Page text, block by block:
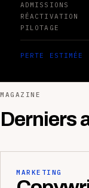
ADMISSIONS
RÉACTIVATION
PILOTAGE
PERTE ESTIMÉE
MAGAZINE
Derniers
MARKETING